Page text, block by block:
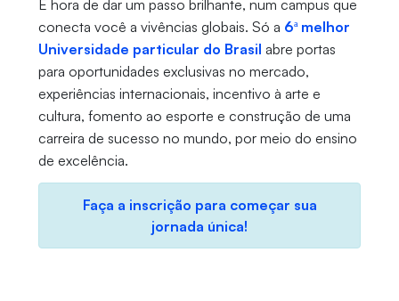
É hora de dar um passo brilhante, num campus que
conecta você a vivências globais. Só a 6ª melhor
Universidade particular do Brasil abre portas
para oportunidades exclusivas no mercado,
experiências internacionais, incentivo à arte e
cultura, fomento ao esporte e construção de uma
carreira de sucesso no mundo, por meio do ensino
de excelência.
Faça a inscrição para começar sua
jornada única!